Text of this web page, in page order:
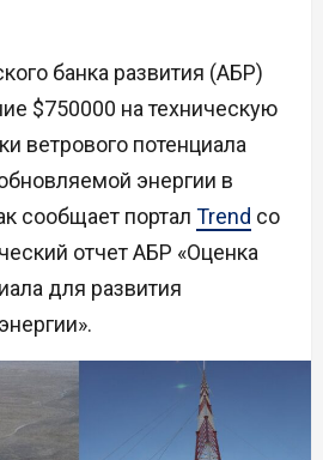
банка развития (АБР)
$750000 на техническую
ветрового потенциала
энергии в
сообщает портал Trend со
отчет АБР «Оценка
для развития